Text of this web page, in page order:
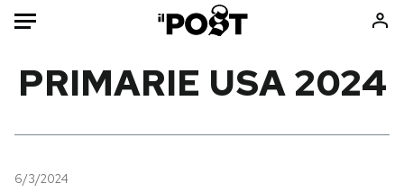
Mondo
PRIMARIE USA 2024
6/3/2024